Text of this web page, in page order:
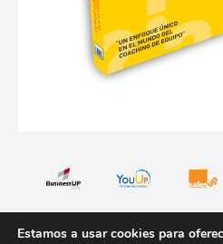
Estamos a usar cookies para